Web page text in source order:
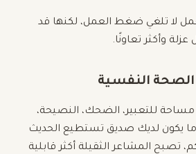
لا تلغي ضغط العمل، لكنها قد
وأكثر تعاونًا.
الصحة النفسية
للتعبير، الضحك، النصيحة،
يكون لديك صديق تستطيع الحديث
المشاعر الثقيلة أكثر قابلية